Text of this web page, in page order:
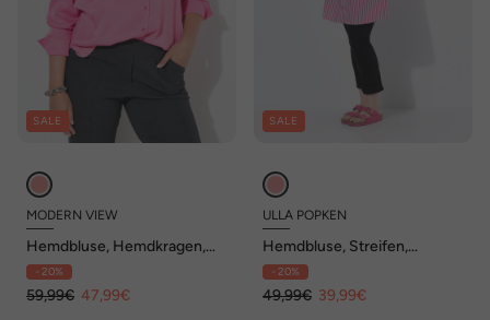
SALE
MODERN VIEW
Hemdbluse, Hemdkragen,
Langarm, Satin
- 20%
59,99€ 47,99€
SALE
ULLA POPKEN
Hemdbluse, Streifen,
Hemdkragen, A-Linie,
Langarm
- 20%
49,99€ 39,99€